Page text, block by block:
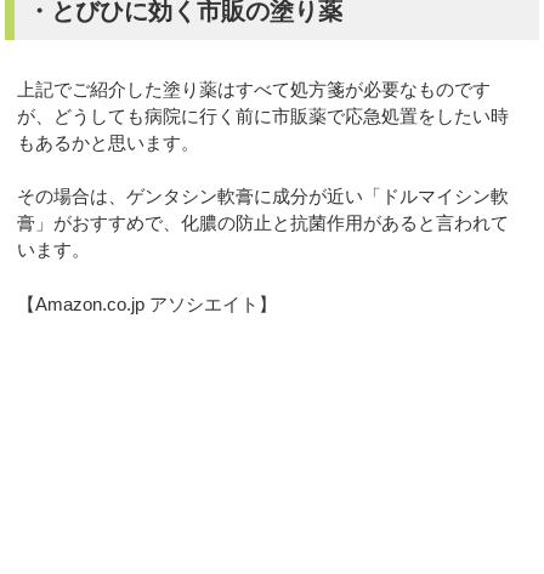
・とびひに効く市販の塗り薬
上記でご紹介した塗り薬はすべて処方箋が必要なものです
が、どうしても病院に行く前に市販薬で応急処置をしたい時
もあるかと思います。
その場合は、ゲンタシン軟膏に成分が近い「ドルマイシン軟
膏」がおすすめで、化膿の防止と抗菌作用があると言われて
います。
【Amazon.co.jp アソシエイト】